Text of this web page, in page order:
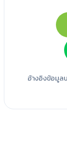
อ้างอิงข้อมูล